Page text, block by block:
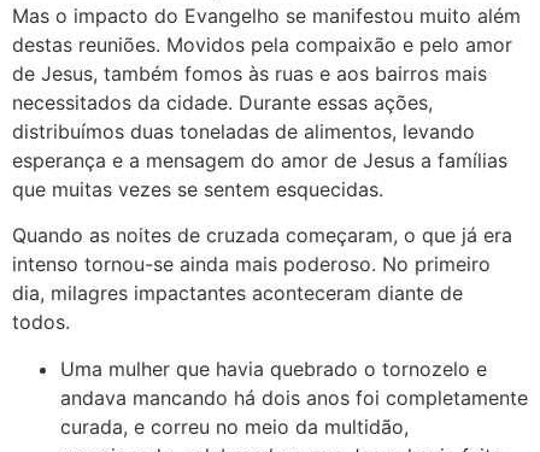
Mas o impacto do Evangelho se manifestou muito além
destas reuniões. Movidos pela compaixão e pelo amor
de Jesus, também fomos às ruas e aos bairros mais
necessitados da cidade. Durante essas ações,
distribuímos duas toneladas de alimentos, levando
esperança e a mensagem do amor de Jesus a famílias
que muitas vezes se sentem esquecidas.
Quando as noites de cruzada começaram, o que já era
intenso tornou-se ainda mais poderoso. No primeiro
dia, milagres impactantes aconteceram diante de
todos.
Uma mulher que havia quebrado o tornozelo e
andava mancando há dois anos foi completamente
curada, e correu no meio da multidão,